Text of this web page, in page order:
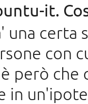
it.
una certa
con
però
in